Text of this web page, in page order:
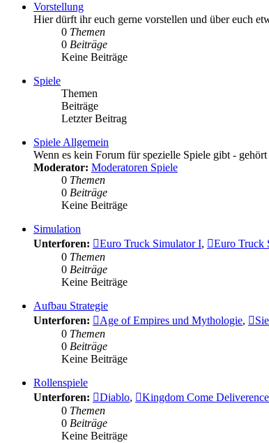
Vorstellung
Hier dürft ihr euch gerne vorstellen und über euch
0 Themen
0 Beiträge
Keine Beiträge
Spiele
Themen
Beiträge
Letzter Beitrag
Spiele Allgemein
Wenn es kein Forum für spezielle Spiele gibt - gehört
Moderator: Moderatoren Spiele
0 Themen
0 Beiträge
Keine Beiträge
Simulation
Unterforen:
Euro Truck Simulator I, Euro Truck
0 Themen
0 Beiträge
Keine Beiträge
Aufbau Strategie
Unterforen:
Age of Empires und Mythologie,
0 Themen
0 Beiträge
Keine Beiträge
Rollenspiele
Unterforen:
Diablo, Kingdom Come Deliverence
0 Themen
0 Beiträge
Keine Beiträge